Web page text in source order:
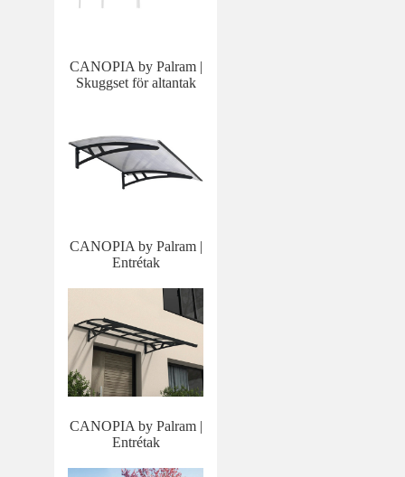
CANOPIA by Palram |
Skuggset för altantak
CANOPIA by Palram |
Entrétak
CANOPIA by Palram |
Entrétak